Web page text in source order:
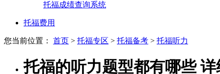
托福成绩查询系统
托福费用
您当前位置： 首页 > 托福专区 > 托福备考 > 托福听力
托福的听力题型都有哪些